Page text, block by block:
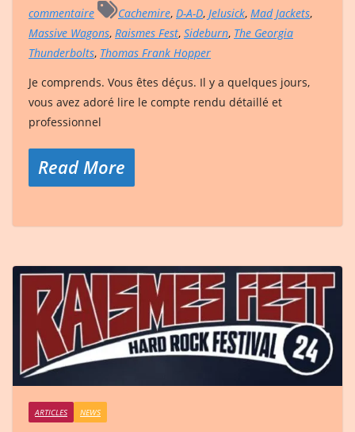
commentaire
Cachemire, D-A-D, Jelusick, Mad Jackets,
Massive Wagons, Raismes Fest, Sideburn, The Georgia
Thunderbolts, Thomas Frank Hopper
Je comprends. Vous êtes déçus. Il y a quelques jours,
vous avez adoré lire le compte rendu détaillé et
professionnel
Read More
ARTICLES NEWS